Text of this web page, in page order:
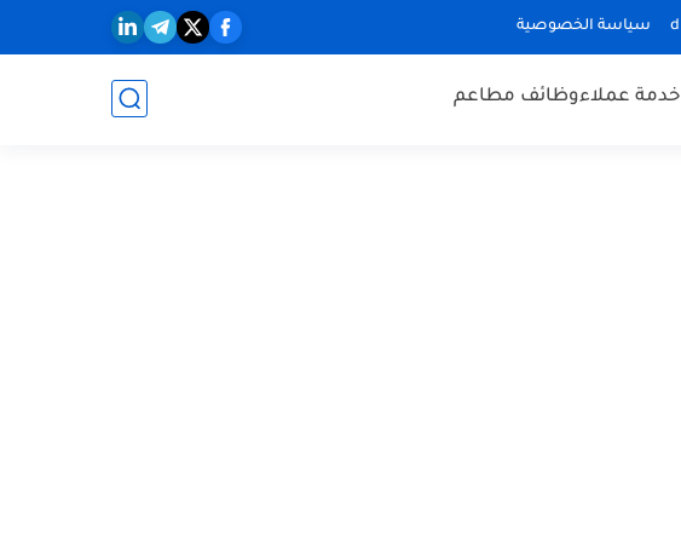
سياسة الخصوصية
خدمة عملاءوظائف مطاعم